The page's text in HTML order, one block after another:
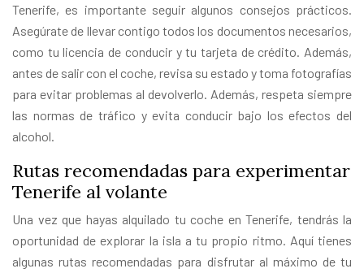
Tenerife, es importante seguir algunos consejos prácticos.
Asegúrate de llevar contigo todos los documentos necesarios,
como tu licencia de conducir y tu tarjeta de crédito. Además,
antes de salir con el coche, revisa su estado y toma fotografías
para evitar problemas al devolverlo. Además, respeta siempre
las normas de tráfico y evita conducir bajo los efectos del
alcohol.
Rutas recomendadas para experimentar
Tenerife al volante
Una vez que hayas alquilado tu coche en Tenerife, tendrás la
oportunidad de explorar la isla a tu propio ritmo. Aquí tienes
algunas rutas recomendadas para disfrutar al máximo de tu